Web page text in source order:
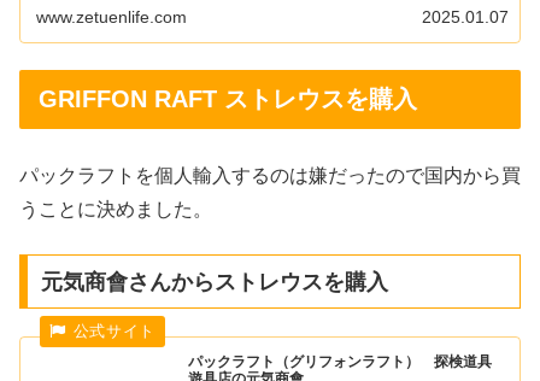
100艇以上を比較して自分に適した1艇を見つけましょう！
www.zetuenlife.com 2025.01.07
GRIFFON RAFT ストレウスを購入
パックラフトを個人輸入するのは嫌だったので国内から買
うことに決めました。
元気商會さんからストレウスを購入
パックラフト（グリフォンラフト） 探検道具